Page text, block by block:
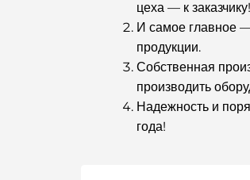
цеха — к заказчику!
И самое главное
продукции.
Собственная
производить
Надежность и
года!